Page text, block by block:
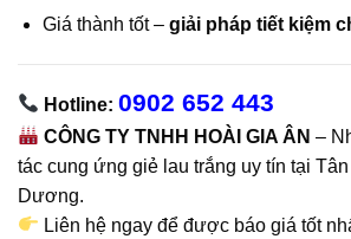
Giá thành tốt – giải pháp tiết kiệm
Hotline:0902 652 443
CÔNG TY TNHH HOÀI GIA ÂN –
tác cung ứng giẻ lau trắng uy tín tại
Dương.
Liên hệ ngay để được báo giá tốt